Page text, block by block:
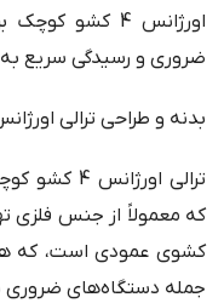
اورژانس 4
ضروری و رسیدگی سریع
بدنه و طراحی ترالی
ترالی
که معمولاً از جنس فلزی
کشوی عمودی است، که
جمله دستگاه‌های ضروری